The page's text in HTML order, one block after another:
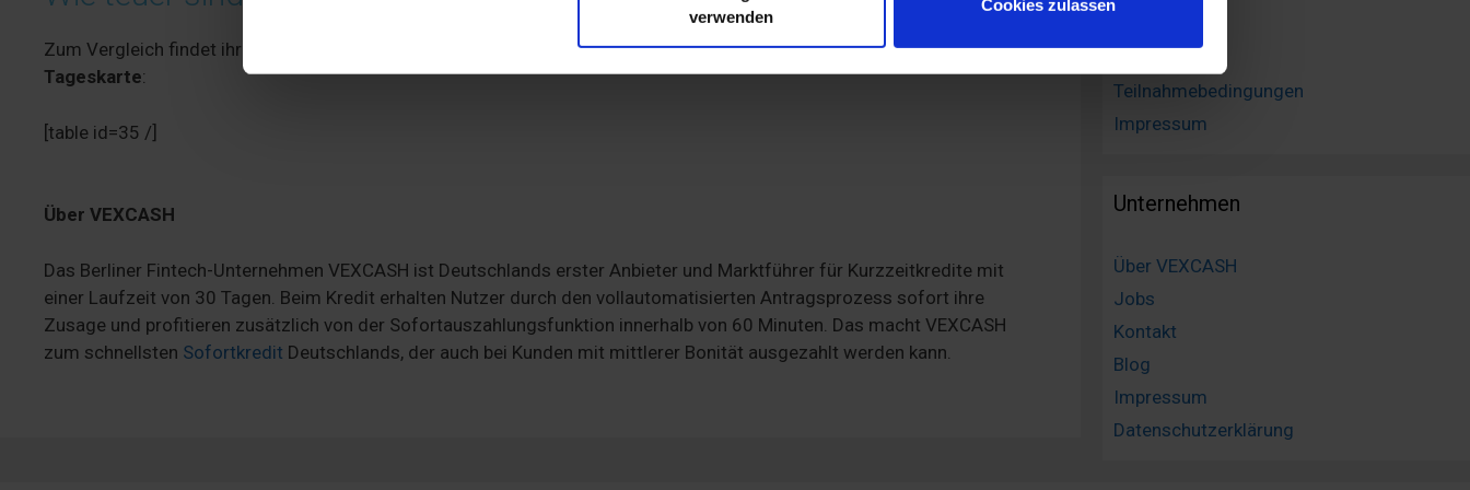
Website an unsere Partner für soziale Medien, Werbung und Analysen weiter. Unsere Partner führen diese Informationen
möglicherweise mit weiteren Daten zusammen, die Sie ihnen bereitgestellt haben oder die sie im Rahmen Ihrer Nutzung
verwenden
Cookies zulassen
Zum Vergleich findet ihr hier auch nochmal die
einzelnen Ticketpreise für einen Einzelfahrschein sowie für die
Tageskarte:
[table id=35 /]
Über VEXCASH
Das Berliner Fintech-Unternehmen VEXCASH ist Deutschlands erster Anbieter und Marktführer für Kurzzeitkredite mit
einer Laufzeit von 30 Tagen. Beim Kredit erhalten Nutzer durch den vollautomatisierten Antragsprozess sofort ihre
Zusage und profitieren zusätzlich von der Sofortauszahlungsfunktion innerhalb von 60 Minuten. Das macht VEXCASH
zum schnellsten Sofortkredit Deutschlands, der auch bei Kunden mit mittlerer Bonität ausgezahlt werden kann.
Teilnahmebedingungen
Impressum
Unternehmen
Über VEXCASH
Jobs
Kontakt
Blog
Impressum
Datenschutzerklärung